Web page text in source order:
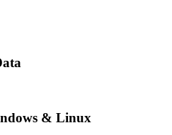
& Linux